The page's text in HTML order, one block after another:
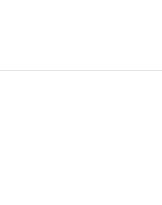
い弁護士